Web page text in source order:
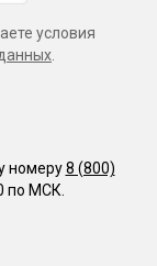
условия
.
номеру8 (800)
по МСК.